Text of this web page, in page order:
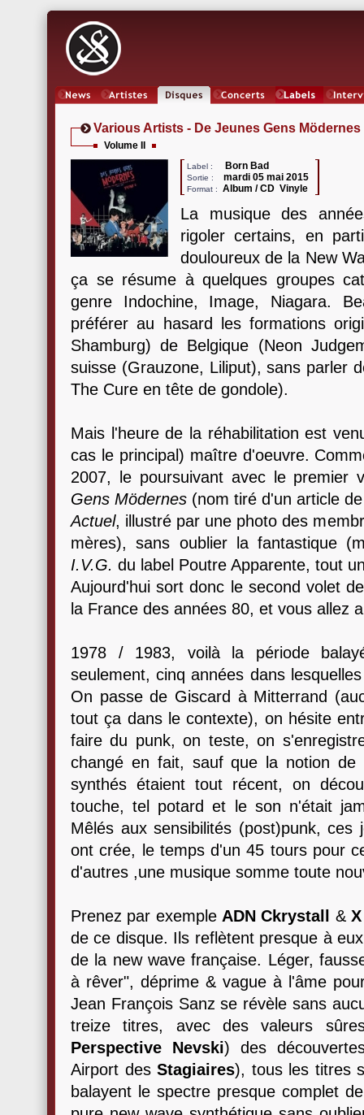
Various Artists - De Jeunes Gens Mödernes
Volume II
Label : Born Bad
Sortie : mardi 05 mai 2015
Format : Album / CD Vinyle
La musique des
rigoler certains, en
douloureux de la New
ça se résume à quelques groupes
genre Indochine, Image, Niagara.
préférer au hasard les formations
Shamburg) de Belgique (Neon
suisse (Grauzone, Liliput), sans parler
The Cure en tête de gondole).
Mais l'heure de la réhabilitation est
cas le principal) maître d'oeuvre.
2007, le poursuivant avec le premier
Gens Mödernes (nom tiré d'un article
Actuel, illustré par une photo des
mères), sans oublier la fantastique
I.V.G. du label Poutre Apparente, tout
Aujourd'hui sort donc le second volet
la France des années 80, et vous allez
1978 / 1983, voilà la période
seulement, cinq années dans
On passe de Giscard à Mitterrand
tout ça dans le contexte), on hésite
faire du punk, on teste, on
changé en fait, sauf que la notion de
synthés étaient tout récent, on
touche, tel potard et le son n'était
Mêlés aux sensibilités (post)punk,
ont crée, le temps d'un 45 tours pour
d'autres ,une musique somme toute
Prenez par exemple ADN Ckrystall &
de ce disque. Ils reflètent presque à
de la new wave française. Léger,
à rêver", déprime & vague à l'âme
Jean François Sanz se révèle sans
treize titres, avec des valeurs
Perspective Nevski) des
Airport desStagiaires), tous les titres
balayent le spectre presque complet